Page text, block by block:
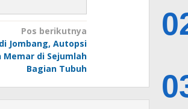
Pos berikutnya
Jombang, Autopsi
Memar di Sejumlah
Bagian Tubuh